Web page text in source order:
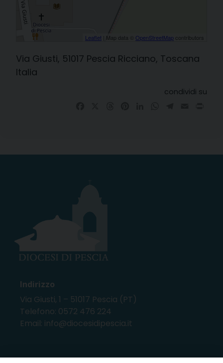
Leaflet | Map data © OpenStreetMap contributors
Via Giusti, 51017 Pescia Ricciano, Toscana
Italia
condividi su
Indirizzo
Via Giusti, 1 – 51017 Pescia (PT)
Telefono: 0572 476 224
Email: info@diocesidipescia.it